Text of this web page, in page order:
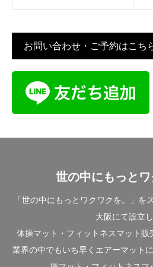
お問い合わせ・ご予約はこち
世の中にもっとワ
「世の中にもっとワクワクを。」を
大阪にて設立し
体操マット・フィットネスマット販
業界の中でもいち早くエアーマット